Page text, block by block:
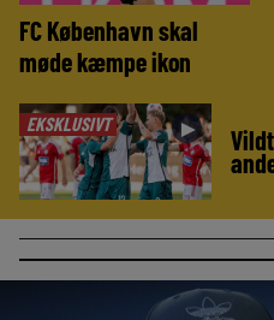
FC København skal
møde kæmpe ikon
EKSKLUSIVT ►